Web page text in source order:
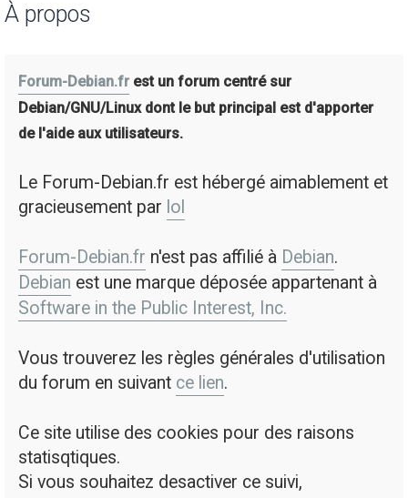
À propos
Forum-Debian.fr est un forum centré sur
Debian/GNU/Linux dont le but principal est d'apporter
de l'aide aux utilisateurs.
Le Forum-Debian.fr est hébergé aimablement et
gracieusement par lol
Forum-Debian.fr n'est pas affilié à Debian.
Debian est une marque déposée appartenant à
Software in the Public Interest, Inc.
Vous trouverez les règles générales d'utilisation
du forum en suivant ce lien.
Ce site utilise des cookies pour des raisons
statisqtiques.
Si vous souhaitez desactiver ce suivi,